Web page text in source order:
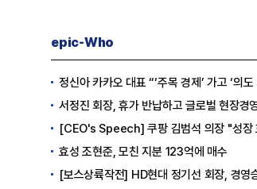
epic-Who
정신아 카카오 대표 “‘주목 경제’ 가고 ‘의도 경제
서정진 회장, 휴가 반납하고 글로벌 현장경영 나
[CEO's Speech] 쿠팡 김범석 의장 "성장 흐름은 변하지
효성 조현준, 모친 지분 123억에 매수
[보스상륙작전] HD현대 정기선 회장, 경영승계 ‘큰